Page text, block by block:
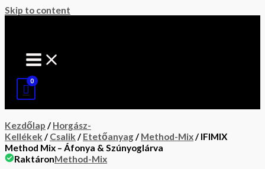
Skip to content
Kezdőlap / Horgász-
Kellékek / Csalik / Etetőanyag/ Method-Mix/ IFIMIX
Method Mix – Áfonya & Szúnyoglárva
RaktáronMethod-Mix